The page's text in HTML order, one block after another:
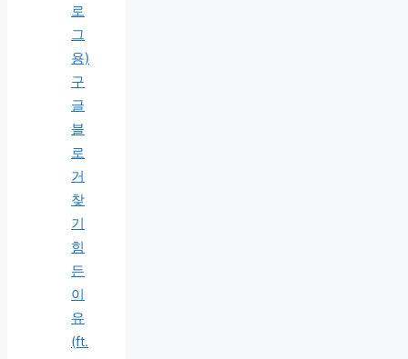
로
그
용)
구
글
블
로
거
찾
기
힘
든
이
유
(ft.